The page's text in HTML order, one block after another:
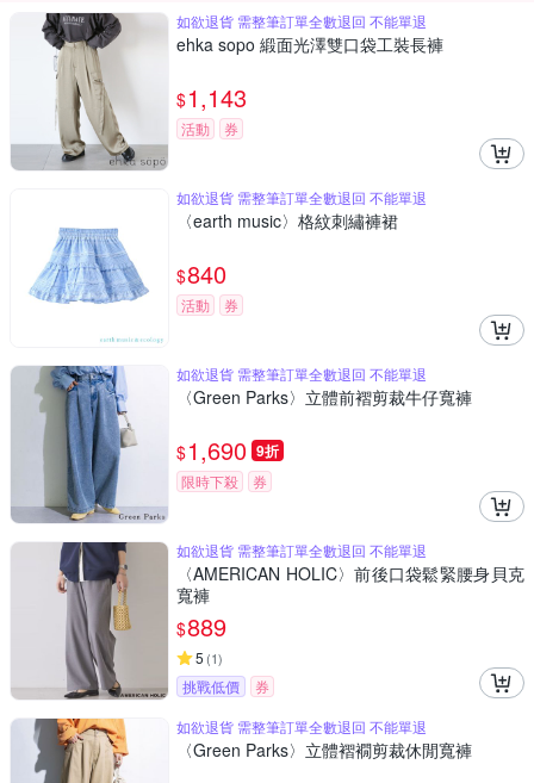
如欲退貨 需整筆訂單全數退回 不能單退
ehka sopo 緞面光澤雙口袋工裝長褲
$1,143
活動 券
如欲退貨 需整筆訂單全數退回 不能單退
〈earth music〉格紋刺繡褲裙
$840
活動 券
如欲退貨 需整筆訂單全數退回 不能單退
〈Green Parks〉立體前褶剪裁牛仔寬褲
$1,690 9折
限時下殺 券
如欲退貨 需整筆訂單全數退回 不能單退
〈AMERICAN HOLIC〉前後口袋鬆緊腰身貝克
寬褲
$889
5 (1)
挑戰低價
券
如欲退貨 需整筆訂單全數退回 不能單退
〈Green Parks〉立體褶襉剪裁休閒寬褲